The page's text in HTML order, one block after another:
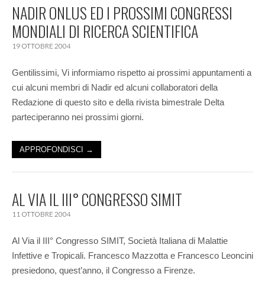
NADIR ONLUS ED I PROSSIMI CONGRESSI
MONDIALI DI RICERCA SCIENTIFICA
19 OTTOBRE 2004
Gentilissimi, Vi informiamo rispetto ai prossimi appuntamenti a
cui alcuni membri di Nadir ed alcuni collaboratori della
Redazione di questo sito e della rivista bimestrale Delta
parteciperanno nei prossimi giorni.
APPROFONDISCI →
AL VIA IL III° CONGRESSO SIMIT
11 OTTOBRE 2004
Al Via il III° Congresso SIMIT, Società Italiana di Malattie
Infettive e Tropicali. Francesco Mazzotta e Francesco Leoncini
presiedono, quest’anno, il Congresso a Firenze.